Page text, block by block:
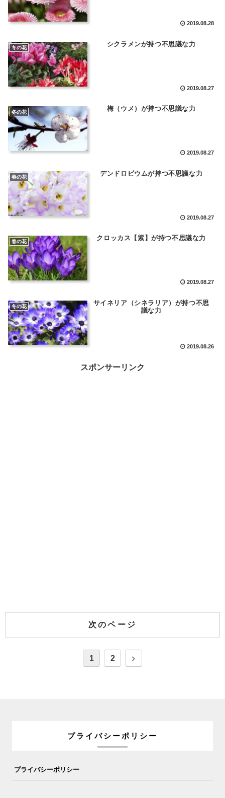
2019.08.28
冬の花 シクラメンが持つ不思議な力
2019.08.27
冬の花 梅（ウメ）が持つ不思議な力
2019.08.27
春の花 デンドロビウムが持つ不思議な力
2019.08.27
春の花 クロッカス【紫】が持つ不思議な力
2019.08.27
冬の花
サイネリア（シネラリア）が持つ不思
議な力
2019.08.26
スポンサーリンク
次のページ
1 2
プライバシーポリシー
プライバシーポリシー